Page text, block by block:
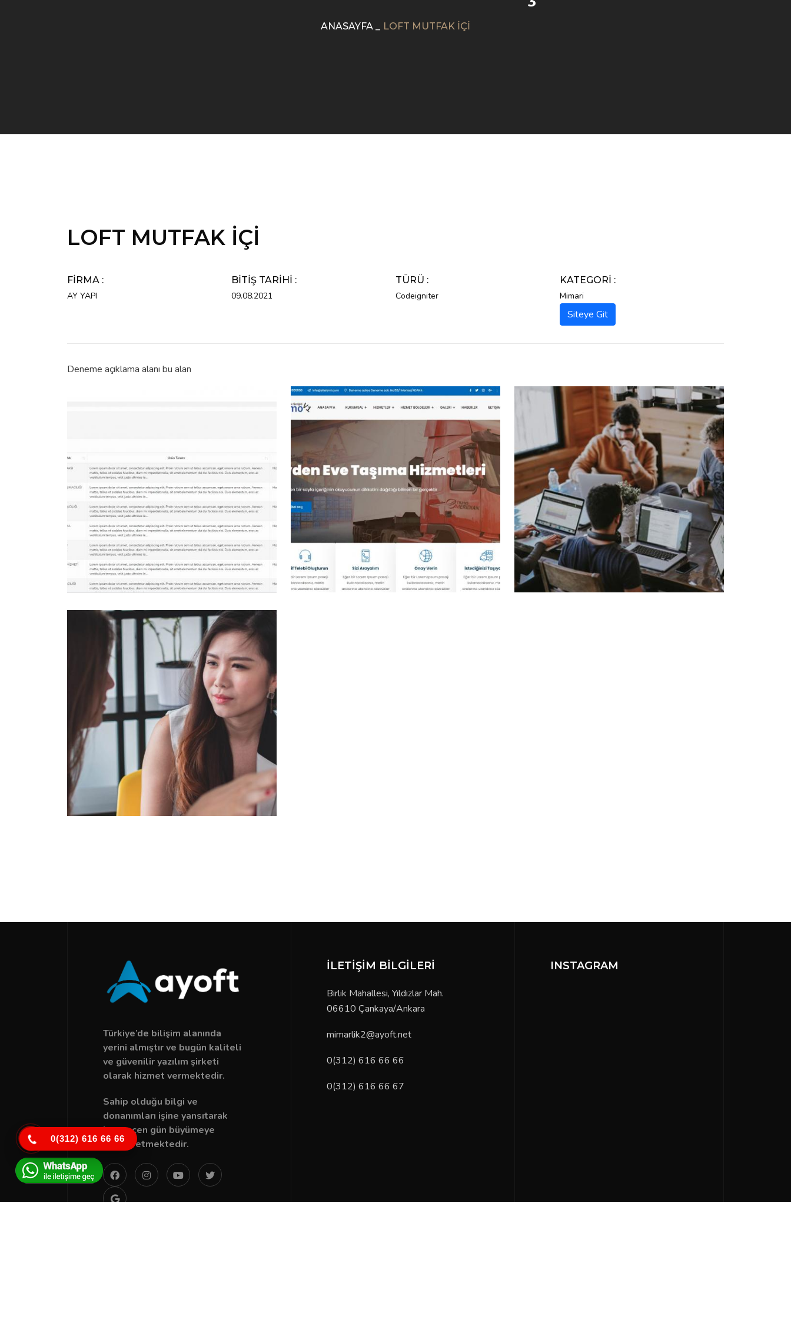
ANASAYFA _ LOFT MUTFAK İÇİ
LOFT MUTFAK İÇİ
FIRMA :
AY YAPI
BITIŞ TARIHI :
09.08.2021
TÜRÜ :
Codeigniter
KATEGORI :
Mimari
Siteye Git
Deneme açıklama alanı bu alan
0(312) 616 66 66
Türkiye’de bilişim alanında
yerini almıştır ve bugün kaliteli
ve güvenilir yazılım şirketi
olarak hizmet vermektedir.
Sahip olduğu bilgi ve
donanımları işine yansıtarak
her geçen gün büyümeye
devam etmektedir.
İLETIŞIM BILGILERI
Birlik Mahallesi, Yıldızlar Mah. 06610 Çankaya/Ankara
mimarlik2@ayoft.net
0(312) 616 66 66
0(312) 616 66 67
INSTAGRAM